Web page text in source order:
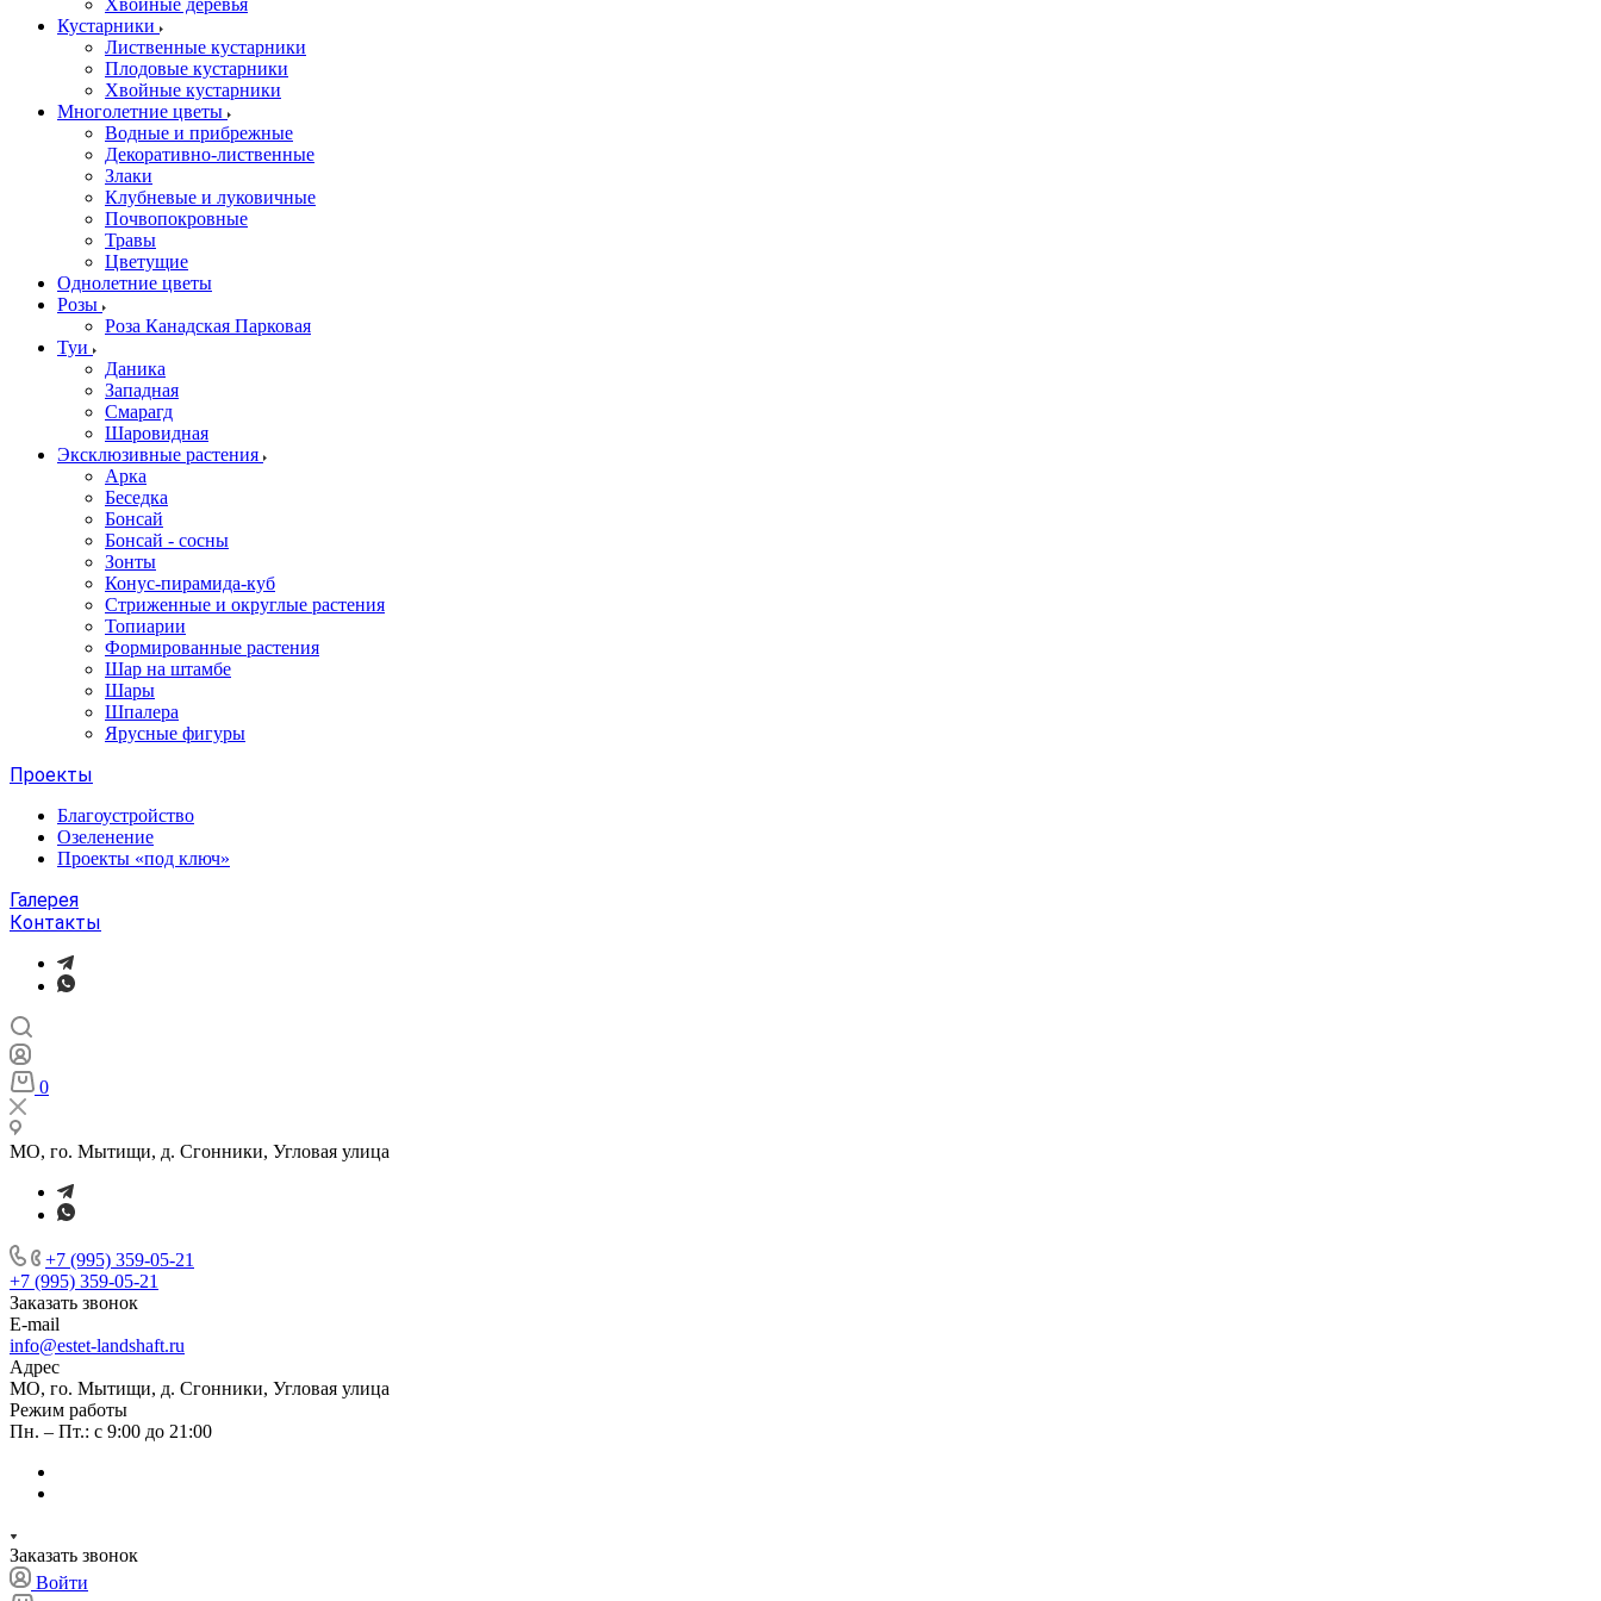
Хвойные деревья
Кустарники
Лиственные кустарники
Плодовые кустарники
Хвойные кустарники
Многолетние цветы
Водные и прибрежные
Декоративно-лиственные
Злаки
Клубневые и луковичные
Почвопокровные
Травы
Цветущие
Однолетние цветы
Розы
Роза Канадская Парковая
Туи
Даника
Западная
Смарагд
Шаровидная
Эксклюзивные растения
Арка
Беседка
Бонсай
Бонсай - сосны
Зонты
Конус-пирамида-куб
Стриженные и округлые растения
Топиарии
Формированные растения
Шар на штамбе
Шары
Шпалера
Ярусные фигуры
Проекты
Благоустройство
Озеленение
Проекты «под ключ»
Галерея
Контакты
0
МО, го. Мытищи, д. Сгонники, Угловая улица
+7 (995) 359-05-21
+7 (995) 359-05-21
Заказать звонок
E-mail
info@estet-landshaft.ru
Адрес
МО, го. Мытищи, д. Сгонники, Угловая улица
Режим работы
Пн. – Пт.: с 9:00 до 21:00
Заказать звонок
Войти